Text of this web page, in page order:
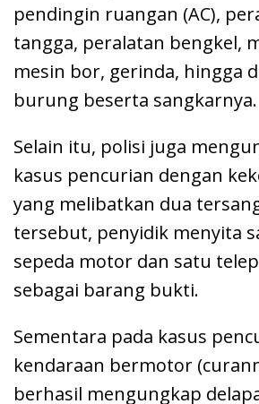
pendingin ruangan (AC),
tangga, peralatan bengkel,
mesin bor, gerinda, hingga
burung beserta sangkarnya.
Selain itu, polisi juga
kasus pencurian dengan
yang melibatkan dua
tersebut, penyidik menyita
sepeda motor dan satu
sebagai barang bukti.
Sementara pada kasus
kendaraan bermotor
berhasil mengungkap